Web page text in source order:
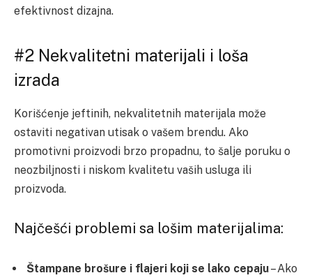
efektivnost dizajna.
#2 Nekvalitetni materijali i loša
izrada
Korišćenje jeftinih, nekvalitetnih materijala može
ostaviti negativan utisak o vašem brendu. Ako
promotivni proizvodi brzo propadnu, to šalje poruku o
neozbiljnosti i niskom kvalitetu vaših usluga ili
proizvoda.
Najčešći problemi sa lošim materijalima:
Štampane brošure i flajeri koji se lako cepaju– Ako